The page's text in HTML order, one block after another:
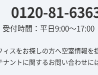
0120-81-
受付時間：平日9:00～17:00
スをお探しの方へ空室情報を
ントに関するお問い合わせに